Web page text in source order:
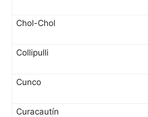
Chol-Chol
Collipulli
Cunco
Curacautín